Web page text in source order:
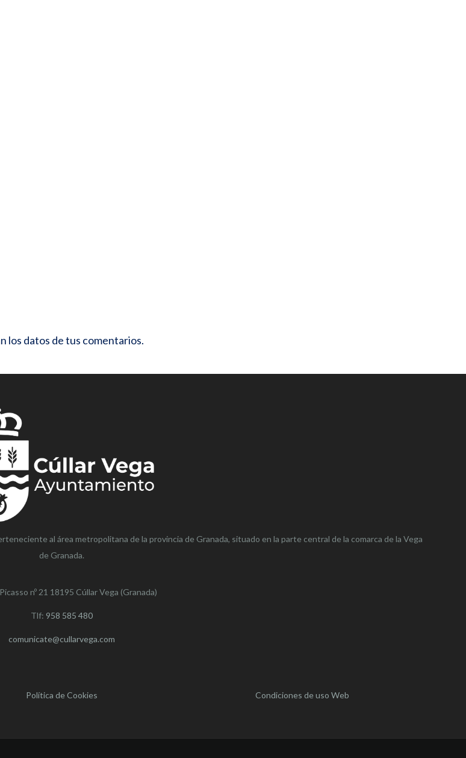
los datos de tus comentarios.
al área metropolitana de la provincia de Granada, situado en la parte central de la comarca de la Vega
de Granada.
nº 21 18195 Cúllar Vega (Granada)
Tlf: 958 585 480
comunicate@cullarvega.com
Política de Cookies Condiciones de uso Web